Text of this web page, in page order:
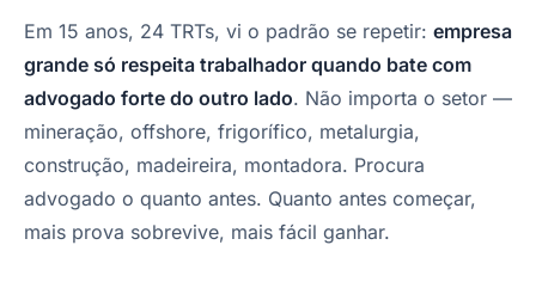
Em 15 anos, 24 TRTs, vi o padrão se repetir: empresa
grande só respeita trabalhador quando bate com
advogado forte do outro lado. Não importa o setor —
mineração, offshore, frigorífico, metalurgia,
construção, madeireira, montadora. Procura
advogado o quanto antes. Quanto antes começar,
mais prova sobrevive, mais fácil ganhar.